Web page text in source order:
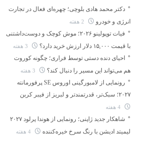
دکتر محمد هادی بلوچی؛ چهره‌ای فعال در تجارت
انرژی و خودرو
فیات توپولینو ۲۰۲۶؛ موش کوچک و دوست‌داشتنی
با قیمت ۱۵,۰۰۰ دلار ارزش خرید دارد؟
احیای دنده دستی توسط فراری؛ چگونه کوروت
هم می‌تواند این مسیر را دنبال کند؟
رونمایی از لامبورگینی اوروس SE پرفورمانته
۲۰۲۷؛ سبک‌تر، قدرتمندتر و لبریز از فیبر کربن
شاهکار جدید ژاپنی؛ رونمایی از هوندا پرلود ۲۰۲۷
لیمیتد ادیشن با رنگ سرخ خیره‌کننده